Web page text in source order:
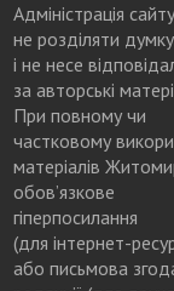
Адміністрація
не розділяти
і не несе
за авторські
При повному чи
частковому
матеріалів
обов’язкове
гіперпосилання
(для інтернет-
або письмова